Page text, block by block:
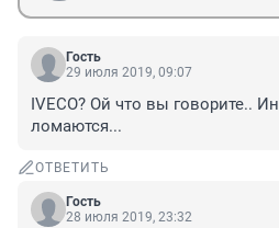
Гость
29 июля 2019, 09:07
IVECO? Ой что вы говорите..
ломаются...
ОТВЕТИТЬ
Гость
28 июля 2019, 23:32